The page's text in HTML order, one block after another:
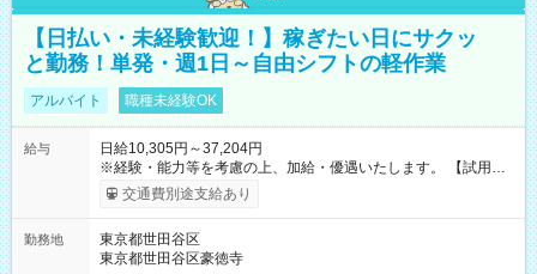
【日払い・未経験歓迎！】稼ぎたい日にサクッ
と勤務！単発・週1日～自由シフトの軽作業
アルバイト 職種未経験OK
給与
日給10,305円～37,204円
※経験・能力等を考慮の上、加給・優遇いたします。 【試用期
間】試用期間なし
交通費別途支給あり
勤務地
東京都世田谷区
東京都世田谷区豪徳寺